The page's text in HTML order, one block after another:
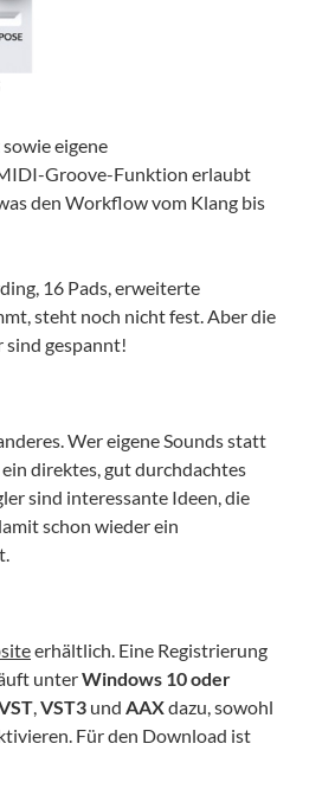
eigene
Groove-Funktion erlaubt
den Workflow vom Klang bis
16 Pads, erweiterte
steht noch nicht fest. Aber die
sind gespannt!
Wer eigene Sounds statt
direktes, gut durchdachtes
sind interessante Ideen, die
schon wieder ein
erhältlich. Eine Registrierung
unterWindows 10 oder
,VST3 und AAXdazu, sowohl
Für den Download ist